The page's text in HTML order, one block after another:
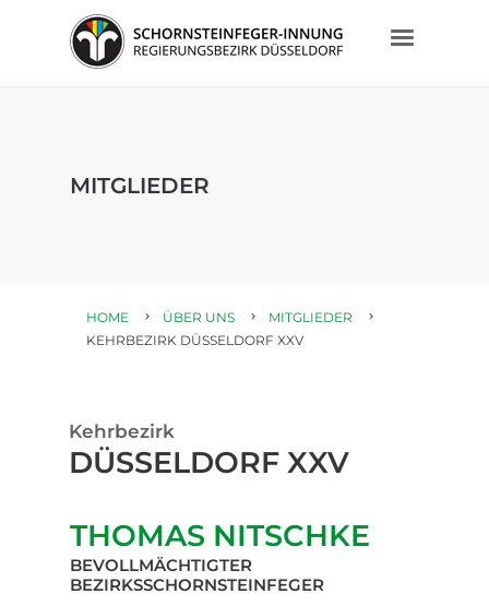
MITGLIEDER
HOME ÜBER UNS
MITGLIEDER
KEHRBEZIRK DÜSSELDORF XXV
Kehrbezirk
DÜSSELDORF XXV
THOMAS NITSCHKE
BEVOLLMÄCHTIGTER
BEZIRKSSCHORNSTEINFEGER